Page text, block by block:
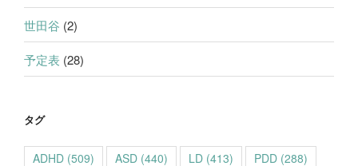
世田谷 (2)
予定表 (28)
タグ
ADHD (509) ASD (440) LD (413) PDD (288)